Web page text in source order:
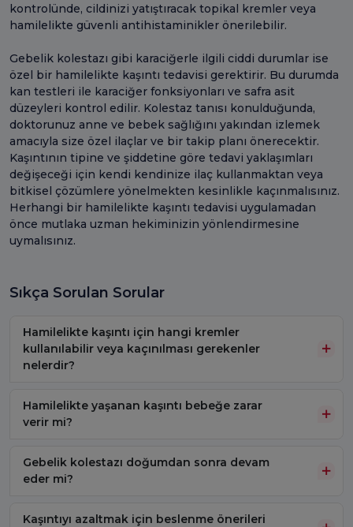
kontrolünde, cildinizi yatıştıracak topikal kremler veya
hamilelikte güvenli antihistaminikler önerilebilir.
Gebelik kolestazı gibi karaciğerle ilgili ciddi durumlar ise
özel bir hamilelikte kaşıntı tedavisi gerektirir. Bu durumda
kan testleri ile karaciğer fonksiyonları ve safra asit
düzeyleri kontrol edilir. Kolestaz tanısı konulduğunda,
doktorunuz anne ve bebek sağlığını yakından izlemek
amacıyla size özel ilaçlar ve bir takip planı önerecektir.
Kaşıntının tipine ve şiddetine göre tedavi yaklaşımları
değişeceği için kendi kendinize ilaç kullanmaktan veya
bitkisel çözümlere yönelmekten kesinlikle kaçınmalısınız.
Herhangi bir hamilelikte kaşıntı tedavisi uygulamadan
önce mutlaka uzman hekiminizin yönlendirmesine
uymalısınız.
Sıkça Sorulan Sorular
Hamilelikte kaşıntı için hangi kremler
kullanılabilir veya kaçınılması gerekenler
nelerdir?
Hamilelikte yaşanan kaşıntı bebeğe zarar
verir mi?
Gebelik kolestazı doğumdan sonra devam
eder mi?
Kaşıntıyı azaltmak için beslenme önerileri